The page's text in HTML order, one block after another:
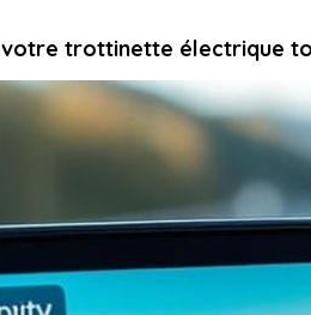
trottinette électrique